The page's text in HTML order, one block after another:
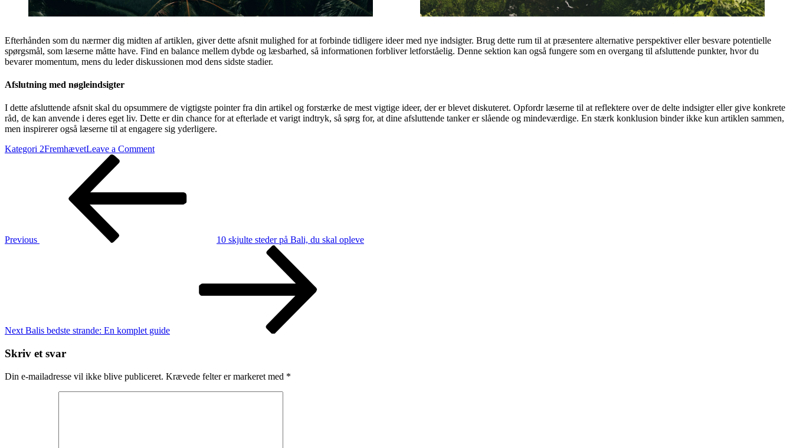
Efterhånden som du nærmer dig midten af artiklen, giver dette afsnit mulighed for at forbinde tidligere ideer med nye indsigter. Brug dette rum til at præsentere alternative perspektiver eller besvare potentielle
spørgsmål, som læserne måtte have. Find en balance mellem dybde og læsbarhed, så informationen forbliver letforståelig. Denne sektion kan også fungere som en overgang til afsluttende punkter, hvor du
bevarer momentum, mens du leder diskussionen mod dens sidste stadier.
Afslutning med nøgleindsigter
I dette afsluttende afsnit skal du opsummere de vigtigste pointer fra din artikel og forstærke de mest vigtige ideer, der er blevet diskuteret. Opfordr læserne til at reflektere over de delte indsigter eller give konkrete
råd, de kan anvende i deres eget liv. Dette er din chance for at efterlade et varigt indtryk, så sørg for, at dine afsluttende tanker er slående og mindeværdige. En stærk konklusion binder ikke kun artiklen sammen,
men inspirerer også læserne til at engagere sig yderligere.
Kategori 2FremhævetLeave a Commenton
den
Indlægsnavigation
Previous
10 skjulte steder på Bali, du skal opleve
Next Balis bedste strande: En komplet guide
Skriv et svar
Din e-mailadresse vil ikke blive publiceret. Krævede felter er markeret med *